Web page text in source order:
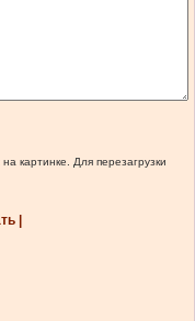
картинке. Для перезагрузки
|